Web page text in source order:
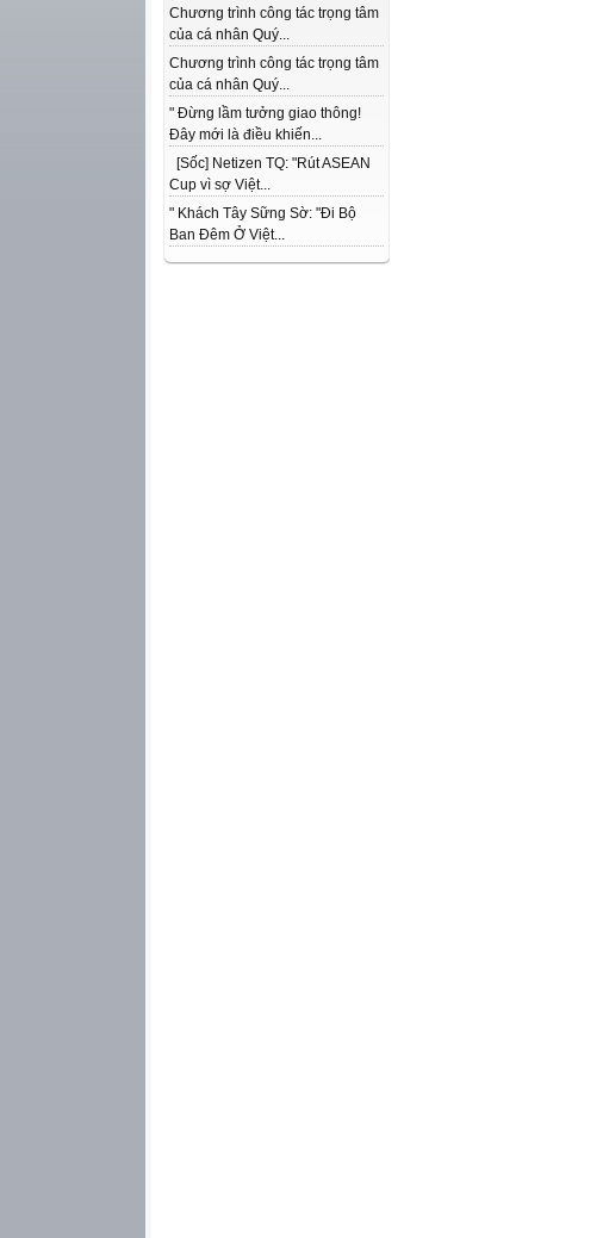
Chương trình công tác trọng tâm
của cá nhân Quý...
Chương trình công tác trọng tâm
của cá nhân Quý...
" Đừng lầm tưởng giao thông!
Đây mới là điều khiến...
[Sốc] Netizen TQ: "Rút ASEAN
Cup vì sợ Việt...
" Khách Tây Sững Sờ: "Đi Bộ
Ban Đêm Ở Việt...